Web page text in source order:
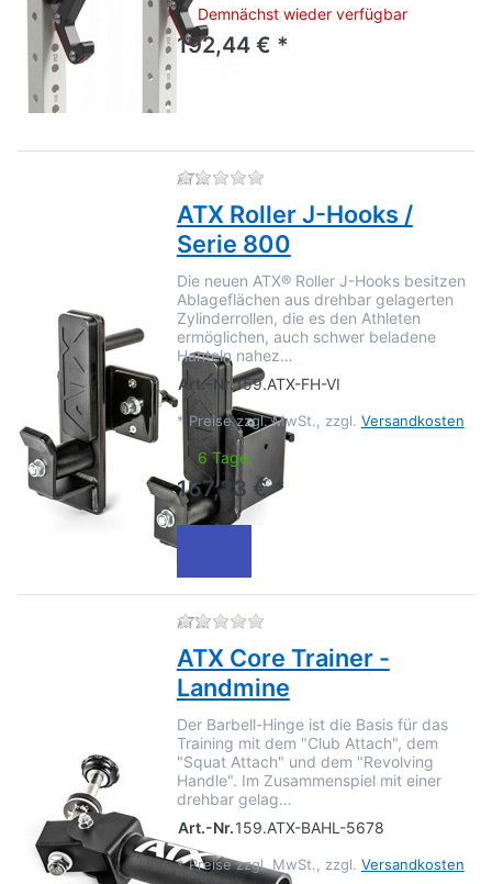
Demnächst wieder verfügbar
192,44 € *
ATX Zu diesem Produkt liegen
ATX Roller J-Hooks /
Serie 800
Die neuen ATX® Roller J-Hooks besitzen
Ablageflächen aus drehbar gelagerten
Zylinderrollen, die es den Athleten
ermöglichen, auch schwer beladene
Hanteln nahez…
Art.-Nr.159.ATX-FH-VI
* Preise zzgl. MwSt., zzgl. Versandkosten
6 Tage
167,23 € *
ATX Zu diesem Produkt liegen
ATX Core Trainer -
Landmine
Der Barbell-Hinge ist die Basis für das
Training mit dem "Club Attach", dem
"Squat Attach" und dem "Revolving
Handle". Im Zusammenspiel mit einer
drehbar gelag…
Art.-Nr.159.ATX-BAHL-5678
* Preise zzgl. MwSt., zzgl. Versandkosten